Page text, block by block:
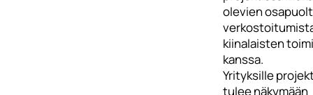
olevien
kiinalaisten
kanssa.
Yrityksille
tulee näkymään